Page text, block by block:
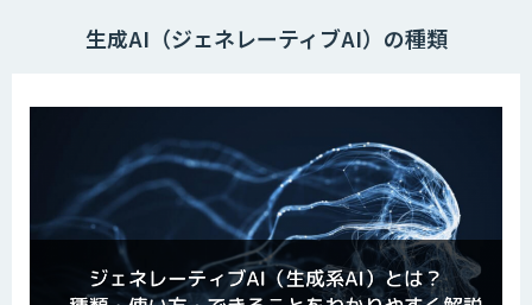
生成AI（ジェネレーティブAI）の種類